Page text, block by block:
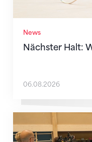
News
Nächster Halt:
06.08.2026
Mit klaren Zielen